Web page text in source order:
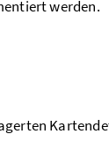
werden.